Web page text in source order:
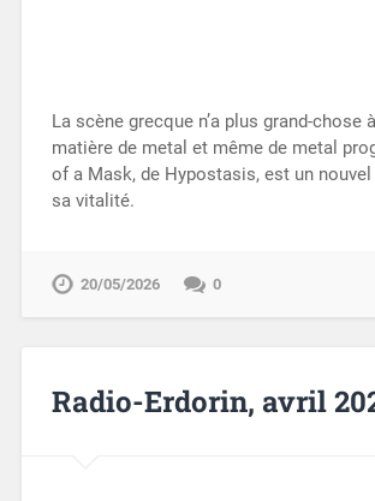
La scène grecque n’a plus grand-chose
matière de metal et même de metal
of a Mask, de Hypostasis, est un nouvel
sa vitalité.
20/05/2026 0
Radio-Erdorin, avril